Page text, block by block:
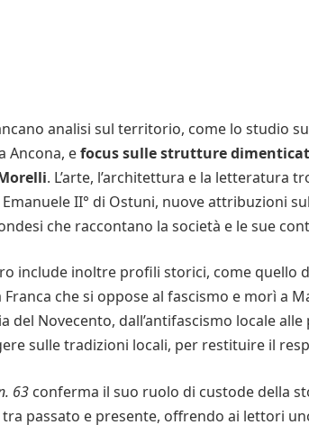
analisi sul territorio, come lo studio
Ancona, efocus sulle strutture
. L’arte, l’architettura e la letteratura
II° di Ostuni, nuove attribuzioni
che raccontano la società e le sue
include inoltre profili storici, come quello
che si oppose al fascismo e morì a
del Novecento, dall’antifascismo locale
sulle tradizioni locali, per restituire il
63conferma il suo ruolo di custode della
passato e presente, offrendo ai lettori